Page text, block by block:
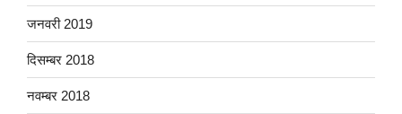
जनवरी 2019
दिसम्बर 2018
नवम्बर 2018